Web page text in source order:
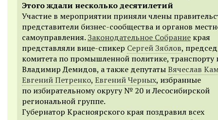
Этого ждали несколько десятилетий
Участие в мероприятии приняли члены
представители бизнес-сообщества и органов
самоуправления.Законодательное Собрание края
представляли вице-спикер Сергей Зяблов,
комитета по промышленной политике, транспорту
Владимир Демидов, а также депутатыВячеслав
Евгений Петренко, Евгений Черных, избранные
по избирательному округу № 20 и Лесосибирской
региональной группе.
Губернатор Красноярского края поздравил всех